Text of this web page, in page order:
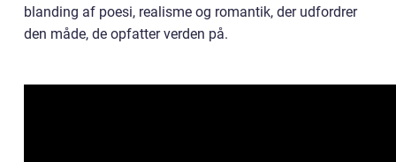
blanding af poesi, realisme og romantik, der udfordrer
den måde, de opfatter verden på.